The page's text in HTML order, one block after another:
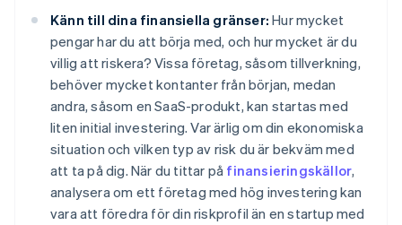
Känn till dina finansiella gränser: Hur mycket
pengar har du att börja med, och hur mycket är du
villig att riskera? Vissa företag, såsom tillverkning,
behöver mycket kontanter från början, medan
andra, såsom en SaaS-produkt, kan startas med
liten initial investering. Var ärlig om din ekonomiska
situation och vilken typ av risk du är bekväm med
att ta på dig. När du tittar på finansieringskällor,
analysera om ett företag med hög investering kan
vara att föredra för din riskprofil än en startup med